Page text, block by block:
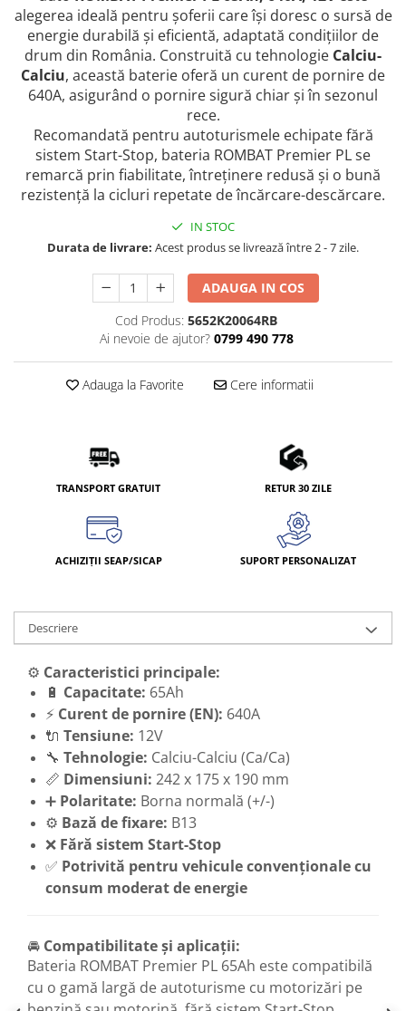
alegerea ideală pentru șoferii care își doresc o sursă de
energie durabilă și eficientă, adaptată condițiilor de
drum din România. Construită cu tehnologie Calciu-
Calciu, această baterie oferă un curent de pornire de
640A, asigurând o pornire sigură chiar și în sezonul
rece.
Recomandată pentru autoturismele echipate fără
sistem Start-Stop, bateria ROMBAT Premier PL se
remarcă prin fiabilitate, întreținere redusă și o bună
rezistență la cicluri repetate de încărcare-descărcare.
IN STOC
Durata de livrare: Acest produs se livrează între 2 - 7 zile.
ADAUGA IN COS
Cod Produs: 5652K20064RB
Ai nevoie de ajutor? 0799 490 778
Adauga la Favorite Cere informatii
TRANSPORT GRATUIT RETUR 30 ZILE
ACHIZIȚII SEAP/SICAP SUPORT PERSONALIZAT
Descriere
⚙️ Caracteristici principale:
🔋 Capacitate: 65Ah
⚡ Curent de pornire (EN): 640A
🔌 Tensiune: 12V
🔧 Tehnologie: Calciu-Calciu (Ca/Ca)
📏 Dimensiuni: 242 x 175 x 190 mm
➕ Polaritate: Borna normală (+/-)
⚙️ Bază de fixare: B13
❌ Fără sistem Start-Stop
✅ Potrivită pentru vehicule convenționale cu
consum moderat de energie
🚘 Compatibilitate și aplicații:
Bateria ROMBAT Premier PL 65Ah este compatibilă
cu o gamă largă de autoturisme cu motorizări pe